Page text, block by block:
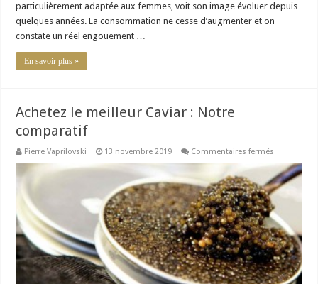
particulièrement adaptée aux femmes, voit son image évoluer depuis
quelques années. La consommation ne cesse d’augmenter et on
constate un réel engouement …
En savoir plus »
Achetez le meilleur Caviar : Notre
comparatif
Pierre Vaprilovski 13 novembre 2019 Commentaires fermés
le
meilleur
Caviar
Notre
comparatif